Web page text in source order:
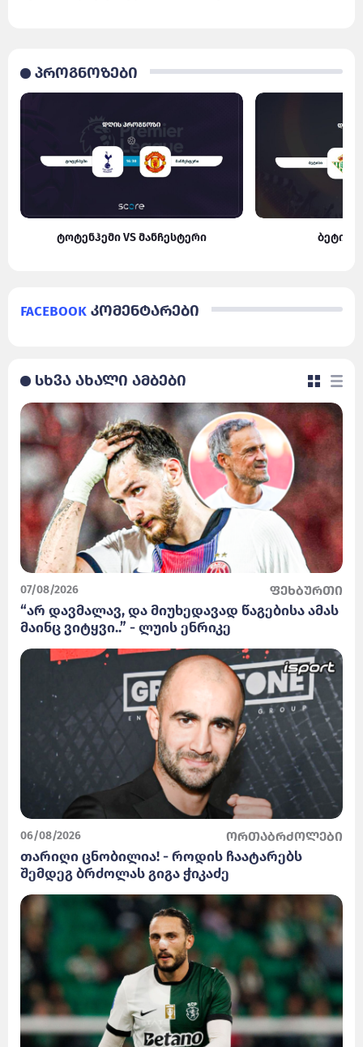
პროგნოზები
ტოტენჰემი VS მანჩესტერი ბეტისი
Facebook კომენტარები
სხვა ახალი ამბები
07/08/2026 ფეხბურთი
“არ დავმალავ, და მიუხედავად წაგებისა ამას
მაინც ვიტყვი..” - ლუის ენრიკე
06/08/2026 ორთაბრძოლები
თარიღი ცნობილია! - როდის ჩაატარებს
შემდეგ ბრძოლას გიგა ჭიკაძე